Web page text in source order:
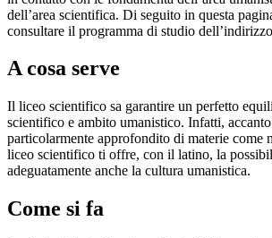
dell’area scientifica. Di seguito in questa
consultare il programma di studio
A cosa serve
Il liceo scientifico sa garantire un perfetto
scientifico e ambito umanistico. Infatti,
particolarmente approfondito di materie come
liceo scientifico ti offre, con il latino, la
adeguatamente anche la cultura umanistica.
Come si fa